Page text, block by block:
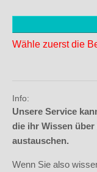
Wähle zuerst die
Info:
Unsere Service
die ihr Wissen
austauschen.
Wenn Sie also